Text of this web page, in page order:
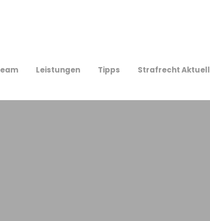
Leistungen Tipps Strafrecht Aktuell